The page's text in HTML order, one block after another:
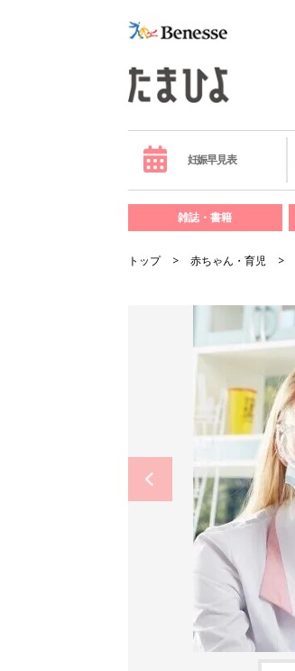
妊娠早見表
雑誌・書籍
トップ 赤ちゃん・育児